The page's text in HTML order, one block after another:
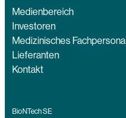
Medienbereich
Investoren
Medizinisches Fachpersonal
Lieferanten
Kontakt
BioNTech SE